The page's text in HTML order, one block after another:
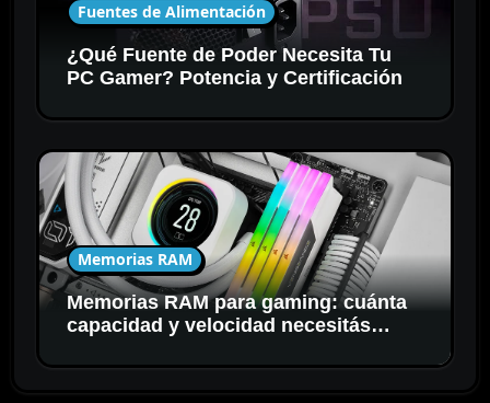
Fuentes de Alimentación
¿Qué Fuente de Poder Necesita Tu
PC Gamer? Potencia y Certificación
Memorias RAM
Memorias RAM para gaming: cuánta
capacidad y velocidad necesitás